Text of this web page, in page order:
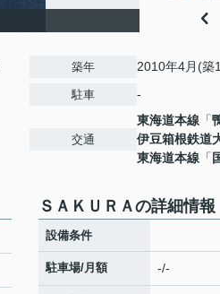
築年 2010年4月(築
駐車 -
交通
東海道本線 「
伊豆箱根鉄道
東海道本線 「
ＳＡＫＵＲＡの詳細情報
設備条件
駐車場/月額 -/-